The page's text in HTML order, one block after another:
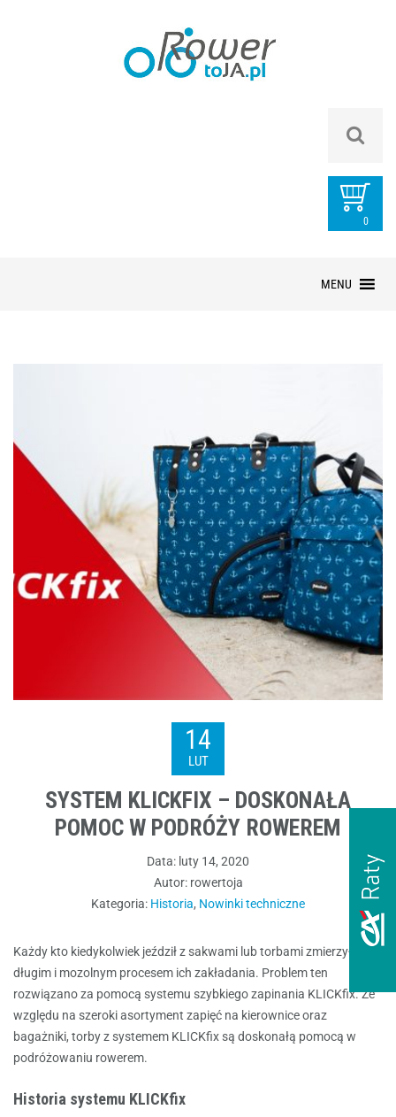
0
MENU
14
LUT
SYSTEM KLICKFIX – DOSKONAŁA
POMOC W PODRÓŻY ROWEREM
Data: luty 14, 2020
Autor: rowertoja
Kategoria: Historia, Nowinki techniczne
Każdy kto kiedykolwiek jeździł z sakwami lub torbami zmierzył się z
długim i mozolnym procesem ich zakładania. Problem ten
rozwiązano za pomocą systemu szybkiego zapinania KLICKfix. Ze
względu na szeroki asortyment zapięć na kierownice oraz
bagażniki, torby z systemem KLICKfix są doskonałą pomocą w
podróżowaniu rowerem.
Historia systemu KLICKfix